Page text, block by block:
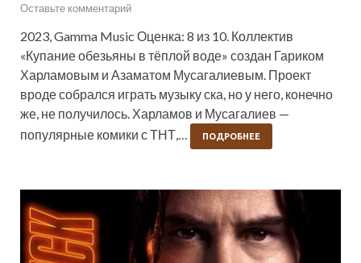
Оставьте комментарий
2023, Gamma Music Оценка: 8 из 10. Коллектив
«Купание обезьяны в тёплой воде» создан Гариком
Харламовым и Азаматом Мусагалиевым. Проект
вроде собрался играть музыку ска, но у него, конечно
же, не получилось. Харламов и Мусагалиев —
популярные комики с ТНТ,…
ПОДРОБНЕЕ